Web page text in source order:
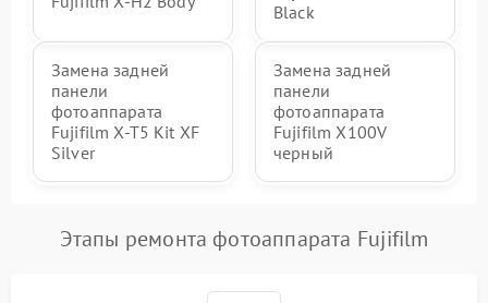
Black
Замена задней
панели
фотоаппарата
Fujifilm X-T5 Kit XF
Silver
Замена задней
панели
фотоаппарата
Fujifilm X100V
черный
Этапы ремонта фотоаппарата Fujifilm